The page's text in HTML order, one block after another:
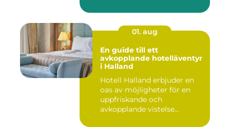
01. aug
En guide till ett
avkopplande hotelläventyr
i Halland
Hotell Halland erbjuder en
oas av möjligheter för en
uppfriskande och
avkopplande vistelse...